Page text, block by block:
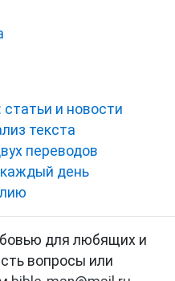
и новости
текста
переводов
день
для любящих и
вопросы или